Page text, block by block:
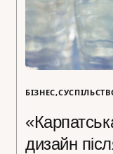
БІЗНЕС
дизайн